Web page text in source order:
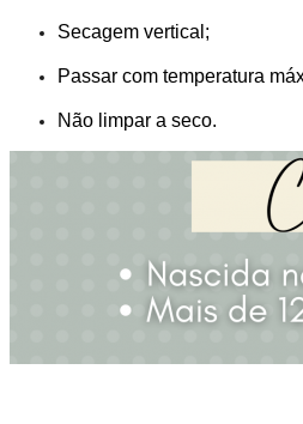
Secagem vertical;
Passar com temperatura
Não limpar a seco.